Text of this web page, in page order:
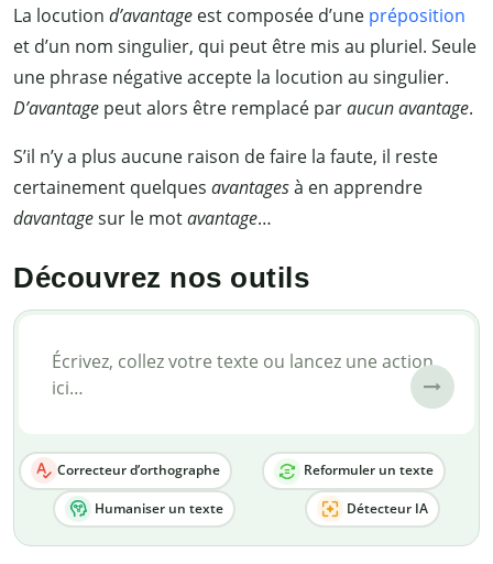
La locution d’avantage est composée d’une préposition
et d’un nom singulier, qui peut être mis au pluriel. Seule
une phrase négative accepte la locution au singulier.
D’avantage peut alors être remplacé paraucun avantage.
S’il n’y a plus aucune raison de faire la faute, il reste
certainement quelques avantagesà en apprendre
davantagesur le motavantage…
Découvrez nos outils
Correcteur d’orthographe Reformuler un texte
Humaniser un texte Détecteur IA